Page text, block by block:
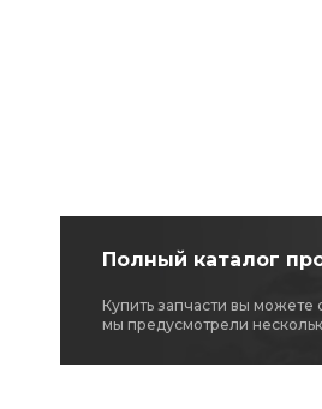
Полный каталог
Купить запчасти вы
мы предусмотрели